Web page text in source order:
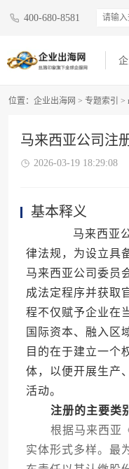
400-680-8581
位置： 企业出海网 > 专题索引 >
马来西亚公司注
2026-03-19 18:29:08
基本释义
马来西亚公
律法规，为设立具
马来西亚公司委员
成法定程序并获取
程不仅赋予企业在
国际资本、融入区
目的在于建立一个
体，以便开展生产
活动。
注册的主要类
根据马来西亚《
实体形式多样。最